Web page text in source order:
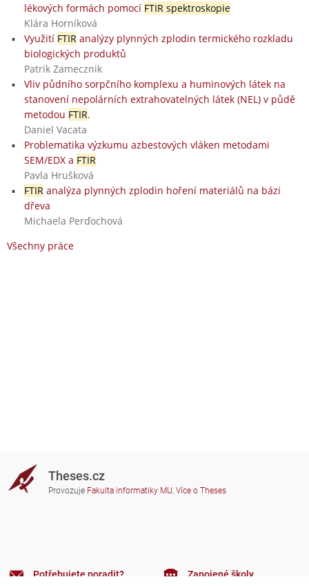
lékových formách pomocí FTIR spektroskopie
Klára Horníková
Využití FTIR analýzy plynných zplodin termického rozkladu
biologických produktů
Patrik Zamecznik
Vliv půdního sorpčního komplexu a huminových látek na
stanovení nepolárních extrahovatelných látek (NEL) v půdě
metodou FTIR.
Daniel Vacata
Problematika výzkumu azbestových vláken metodami
SEM/EDX a FTIR
Pavla Hrušková
FTIR analýza plynných zplodin hoření materiálů na bázi
dřeva
Michaela Perďochová
Všechny práce
Theses.cz
Provozuje Fakulta informatiky MU, Více o Theses
Potřebujete poradit? Zapojené školy